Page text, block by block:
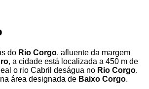
do Rio Corgo, afluente da margem
, a cidade está localizada a 450 m de
o rio Cabril deságua no Rio Corgo.
área designada de Baixo Corgo.